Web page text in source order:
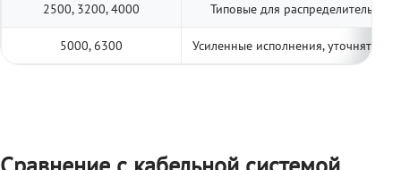
2500, 3200, 4000 Типовые для распределительных
5000, 6300 Усиленные исполнения, уточнять по